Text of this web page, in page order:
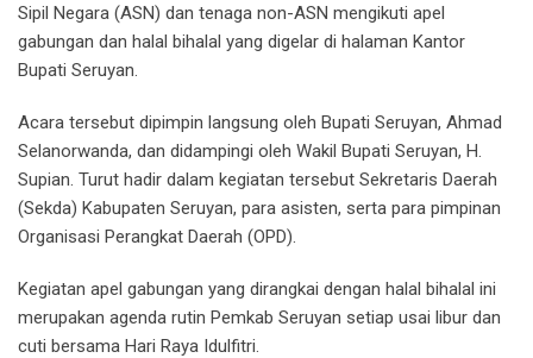
Sipil Negara (ASN) dan tenaga non-ASN mengikuti apel
gabungan dan halal bihalal yang digelar di halaman Kantor
Bupati Seruyan.
Acara tersebut dipimpin langsung oleh Bupati Seruyan, Ahmad
Selanorwanda, dan didampingi oleh Wakil Bupati Seruyan, H.
Supian. Turut hadir dalam kegiatan tersebut Sekretaris Daerah
(Sekda) Kabupaten Seruyan, para asisten, serta para pimpinan
Organisasi Perangkat Daerah (OPD).
Kegiatan apel gabungan yang dirangkai dengan halal bihalal ini
merupakan agenda rutin Pemkab Seruyan setiap usai libur dan
cuti bersama Hari Raya Idulfitri.